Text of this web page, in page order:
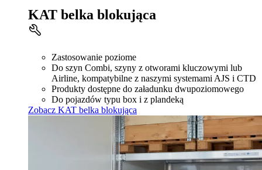
KAT belka blokująca
Zastosowanie poziome
Do szyn Combi, szyny z otworami kluczowymi lub
Airline, kompatybilne z naszymi systemami AJS i CTD
Produkty dostępne do załadunku dwupoziomowego
Do pojazdów typu box i z plandeką
Zobacz KAT belka blokująca